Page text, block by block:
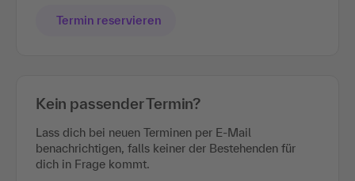
Termin reservieren
Kein passender Termin?
Lass dich bei neuen Terminen per E-Mail
benachrichtigen, falls keiner der Bestehenden für
dich in Frage kommt.